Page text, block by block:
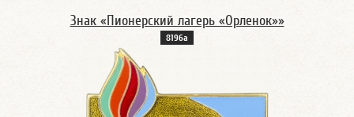
Знак «Пионерский лагерь «Орленок»»
8196а